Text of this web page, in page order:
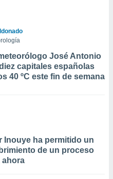
José Antonio
capitales españolas
40 ºC este fin de semana
Inouye ha permitido un
de un proceso
ahora